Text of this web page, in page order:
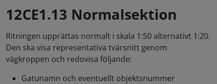
12CE1.13 Normalsektion
Ritningen upprättas normalt i skala 1:50 alternativt 1:20.
Den ska visa representativa tvärsnitt genom
vägkroppen och redovisa följande:
Gatunamn och eventuellt objektsnummer